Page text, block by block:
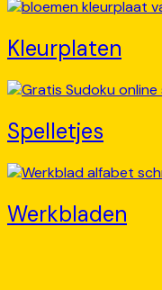
Kleurplaten
Spelletjes
Werkbladen